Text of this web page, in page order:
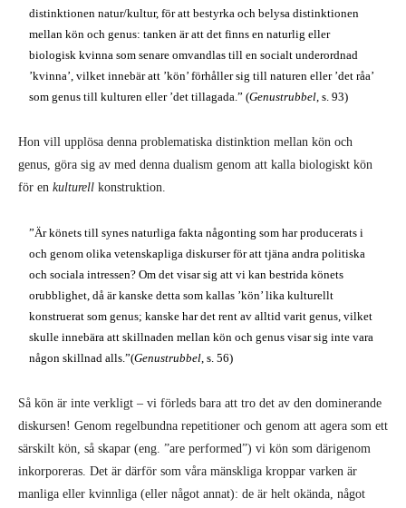
distinktionen natur/kultur, för att bestyrka och belysa distinktionen
mellan kön och genus: tanken är att det finns en naturlig eller
biologisk kvinna som senare omvandlas till en socialt underordnad
’kvinna’, vilket innebär att ’kön’ förhåller sig till naturen eller ’det råa’
som genus till kulturen eller ’det tillagada.” (Genustrubbel , s. 93)
Hon vill upplösa denna problematiska distinktion mellan kön och
genus, göra sig av med denna dualism genom att kalla biologiskt kön
för en kulturell konstruktion.
”Är könets till synes naturliga fakta någonting som har producerats i
och genom olika vetenskapliga diskurser för att tjäna andra politiska
och sociala intressen? Om det visar sig att vi kan bestrida könets
orubblighet, då är kanske detta som kallas ’kön’ lika kulturellt
konstruerat som genus; kanske har det rent av alltid varit genus, vilket
skulle innebära att skillnaden mellan kön och genus visar sig inte vara
någon skillnad alls.”(Genustrubbel , s. 56)
Så kön är inte verkligt – vi förleds bara att tro det av den dominerande
diskursen! Genom regelbundna repetitioner och genom att agera som ett
särskilt kön, så skapar (eng. ”are performed”) vi kön som därigenom
inkorporeras. Det är därför som våra mänskliga kroppar varken är
manliga eller kvinnliga (eller något annat): de är helt okända, något